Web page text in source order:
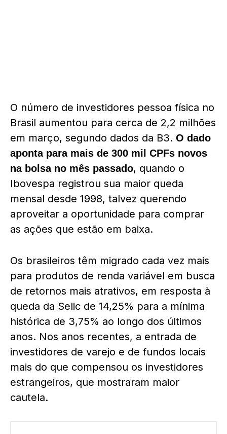
O número de investidores pessoa física no
Brasil aumentou para cerca de 2,2 milhões
em março, segundo dados da B3. O dado
aponta para mais de 300 mil CPFs novos
na bolsa no mês passado, quando o
Ibovespa registrou sua maior queda
mensal desde 1998, talvez querendo
aproveitar a oportunidade para comprar
as ações que estão em baixa.
Os brasileiros têm migrado cada vez mais
para produtos de renda variável em busca
de retornos mais atrativos, em resposta à
queda da Selic de 14,25% para a mínima
histórica de 3,75% ao longo dos últimos
anos. Nos anos recentes, a entrada de
investidores de varejo e de fundos locais
mais do que compensou os investidores
estrangeiros, que mostraram maior
cautela.